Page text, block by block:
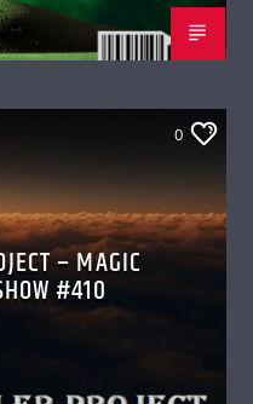
0
– MAGIC
#410